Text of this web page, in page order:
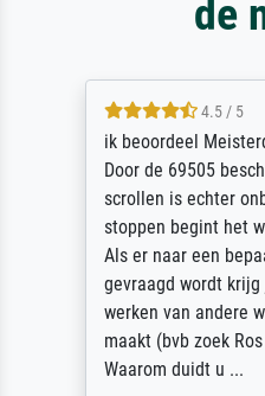
de
4.5 / 5
ik beoordeel
Door de 69505
scrollen is echter
stoppen begint het
Als er naar een
gevraagd wordt krijg
werken van andere
maakt (bvb zoek
Waarom duidt u ...